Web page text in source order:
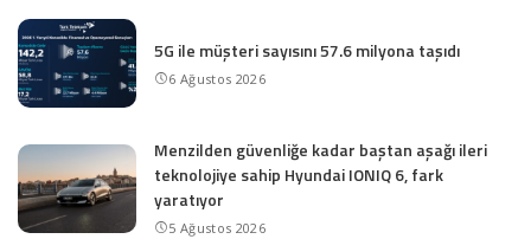
5G ile müşteri sayısını 57.6 milyona taşıdı
6 Ağustos 2026
Menzilden güvenliğe kadar baştan aşağı ileri
teknolojiye sahip Hyundai IONIQ 6, fark
yaratıyor
5 Ağustos 2026